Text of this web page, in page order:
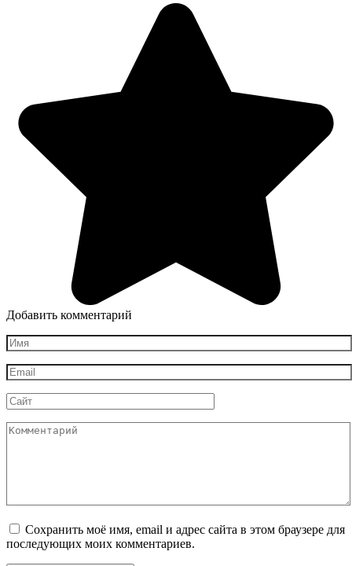
Добавить комментарий
Имя
*
Email
*
Сайт
Комментарий
Сохранить моё имя, email и адрес сайта в этом браузере для
последующих моих комментариев.